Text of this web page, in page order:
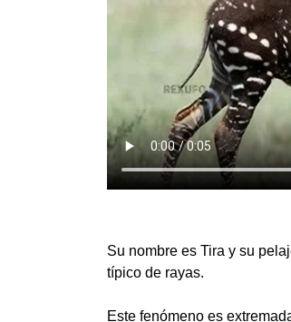
Su nombre es Tira y su
típico de rayas.
Este fenómeno es